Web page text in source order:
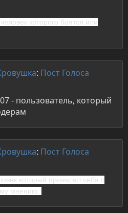
которого боятся или
: Пост Голоса
- пользователь, который
: Пост Голоса
который проявлял себя с
мнению.